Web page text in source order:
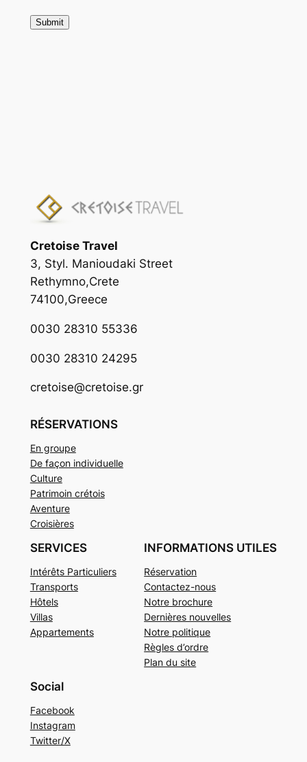
Cretoise Travel
3, Styl. Manioudaki Street
Rethymno,Crete
74100,Greece
0030 28310 55336
0030 28310 24295
cretoise@cretoise.gr
RÉSERVATIONS
En groupe
De façon individuelle
Culture
Patrimoin crétois
Aventure
Croisières
SERVICES
Intérêts Particuliers
Transports
Hôtels
Villas
Appartements
INFORMATIONS UTILES
Réservation
Contactez-nous
Notre brochure
Dernières nouvelles
Notre politique
Règles d’ordre
Plan du site
Social
Facebook
Instagram
Twitter/X